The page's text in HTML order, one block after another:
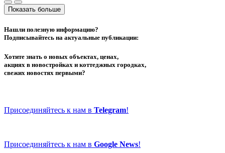
Показать больше
Нашли полезную информацию?
Подписывайтесь на актуальные публикации:
Хотите знать о новых объектах, ценах,
акциях в новостройках и коттеджных городках,
свежих новостях первыми?
Присоединяйтесь к нам в Telegram!
Присоединяйтесь к нам в Google News!